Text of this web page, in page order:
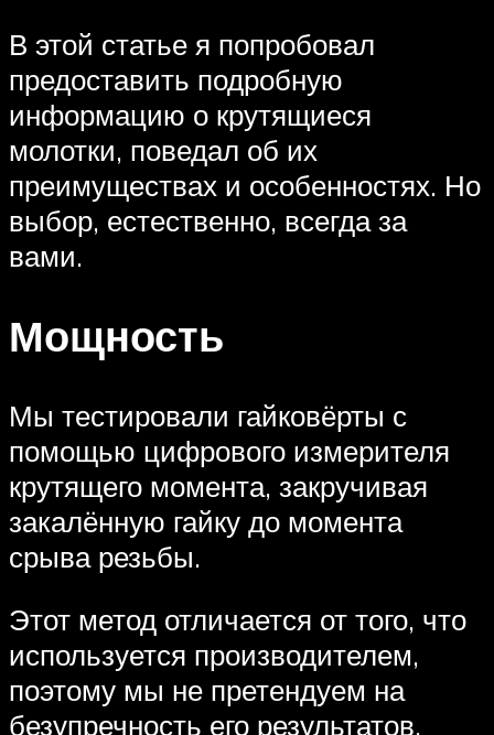
В этой статье я попробовал
предоставить подробную
информацию о крутящиеся
молотки, поведал об их
преимуществах и особенностях. Но
выбор, естественно, всегда за
вами.
Мощность
Мы тестировали гайковёрты с
помощью цифрового измерителя
крутящего момента, закручивая
закалённую гайку до момента
срыва резьбы.
Этот метод отличается от того, что
используется производителем,
поэтому мы не претендуем на
безупречность его результатов.